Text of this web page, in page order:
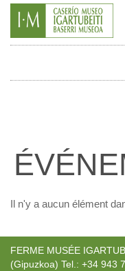
Il n'y a aucun élément
FERME MUSÉE
(Gipuzkoa) Tel.: +34 943